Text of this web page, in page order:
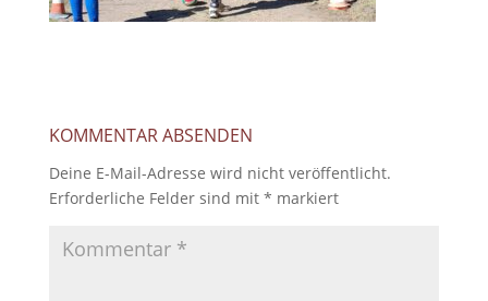
KOMMENTAR ABSENDEN
Deine E-Mail-Adresse wird nicht veröffentlicht.
Erforderliche Felder sind mit * markiert